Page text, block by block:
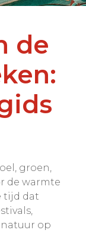
de
groen,
de warmte
tijd dat
op